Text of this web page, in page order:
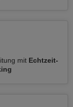
mit Echtzeit-